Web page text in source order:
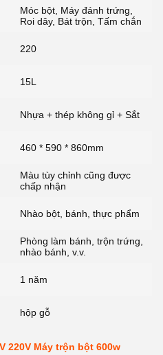
Móc bột, Máy đánh trứng,
Roi dây, Bát trộn, Tấm chắn
220
15L
Nhựa + thép không gỉ + Sắt
460 * 590 * 860mm
Màu tùy chỉnh cũng được
chấp nhận
Nhào bột, bánh, thực phẩm
Phòng làm bánh, trộn trứng,
nhào bánh, v.v.
1 năm
hộp gỗ
220V Máy trộn bột 600w